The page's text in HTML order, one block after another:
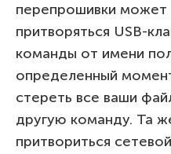
перепрошивки может
притворяться USB-
команды от имени
определенный
стереть все ваши
другую команду. Та
притвориться